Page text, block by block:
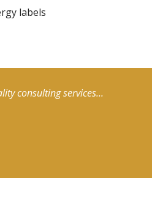
labels
consulting services...